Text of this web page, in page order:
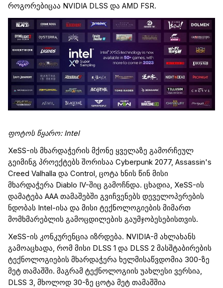
როგორებიცაა NVIDIA DLSS და AMD FSR.
ფოტოს წყარო: Intel
XeSS-ის მხარდაჭერის მქონე ყველაზე გამორჩეულ
გეიმინგ პროექტებს შორისაა Cyberpunk 2077, Assassin's
Creed Valhalla და Control , ცოტა ხნის წინ მისი
მხარდაჭერა Diablo IV-შიც გამოჩნდა. ცხადია, XeSS-ის
დამატება AAA თამაშებში გვიჩვენებს დეველოპერების
ნდობას Intel -ისა და მისი ტექნოლოგიების მიმართ
მომხმარებლის გამოცდილების გაუმჯობესებისთვის.
XeSS-ის კონკურენცია იზრდება. NVIDIA-მ ახლახანს
გამოაცხადა, რომ მისი DLSS 1 და DLSS 2 მასშტაბირების
ტექნოლოგიების მხარდაჭერა ხელმისაწვდომია 300-ზე
მეტ თამაშში. მაგრამ ტექნოლოგიის უახლესი ვერსია,
DLSS 3, მხოლოდ 30-ზე ცოტა მეტ თამაშშია